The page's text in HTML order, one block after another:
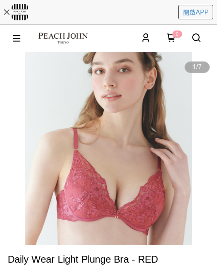
開啟APP
0
1/7
Daily Wear Light Plunge Bra - RED